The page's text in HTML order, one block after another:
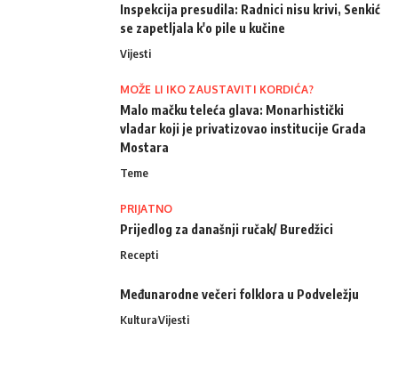
Inspekcija presudila: Radnici nisu krivi, Senkić
se zapetljala k'o pile u kučine
Vijesti
MOŽE LI IKO ZAUSTAVITI KORDIĆA?
Malo mačku teleća glava: Monarhistički
vladar koji je privatizovao institucije Grada
Mostara
Teme
PRIJATNO
Prijedlog za današnji ručak/ Buredžici
Recepti
Međunarodne večeri folklora u Podveležju
KulturaVijesti